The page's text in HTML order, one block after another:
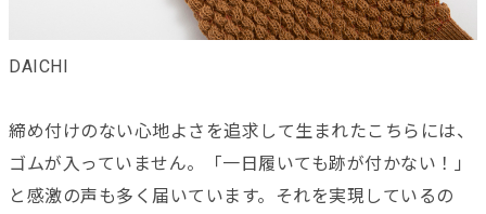
DAICHI
締め付けのない心地よさを追求して生まれたこちらには、
ゴムが入っていません。「一日履いても跡が付かない！」
と感激の声も多く届いています。それを実現しているの